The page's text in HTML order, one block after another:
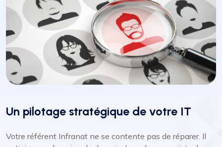
Un pilotage stratégique de votre IT
Votre référent Infranat ne se contente pas de réparer. Il